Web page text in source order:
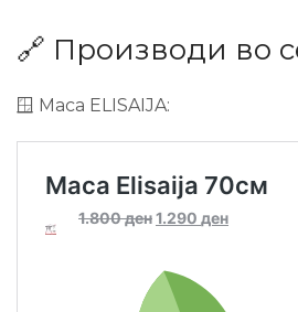
🔗 Производи во
🪟 Маса ELISAIJA: